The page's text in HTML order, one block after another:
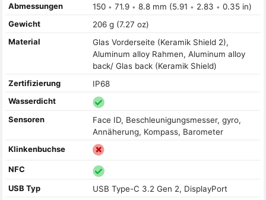
Abmessungen
150 • 71.9 • 8.8 mm (5.91 • 2.83 • 0.35 in)
Gewicht
206 g (7.27 oz)
Material
Glas Vorderseite (Keramik Shield 2),
Aluminum alloy Rahmen, Aluminum alloy
back/ Glas back (Keramik Shield)
Zertifizierung
IP68
Wasserdicht
Sensoren
Face ID, Beschleunigungsmesser, gyro,
Annäherung, Kompass, Barometer
Klinkenbuchse
NFC
USB Typ
USB Type-C 3.2 Gen 2, DisplayPort